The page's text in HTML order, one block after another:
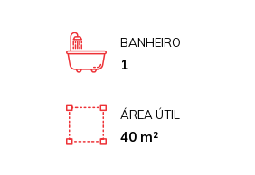
BANHEIRO
1
ÁREA ÚTIL
40 m²